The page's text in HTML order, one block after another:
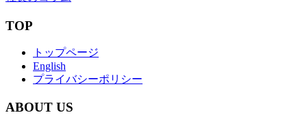
TOP
トップページ
English
プライバシーポリシー
ABOUT US